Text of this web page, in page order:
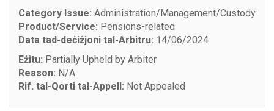
Category Issue: Administration/Management/Custody
Product/Service: Pensions-related
Data tad-deċiżjoni tal-Arbitru: 14/06/2024
Eżitu: Partially Upheld by Arbiter
Reason: N/A
Rif. tal-Qorti tal-Appell: Not Appealed